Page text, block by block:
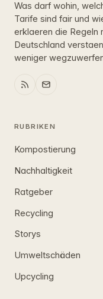
Was darf wohin,
Tarife sind fair und
erklaeren die Regeln
Deutschland
weniger
RUBRIKEN
Kompostierung
Nachhaltigkeit
Ratgeber
Recycling
Storys
Umweltschäden
Upcycling